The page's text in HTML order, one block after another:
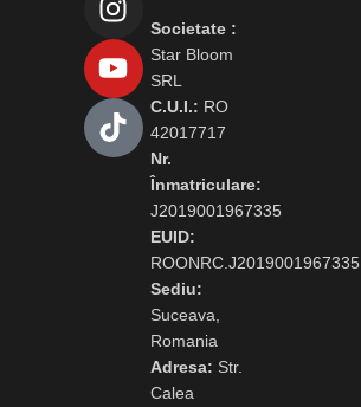
Societate :
Star Bloom
SRL
C.U.I.: RO
42017717
Nr.
Înmatriculare:
J2019001967335
EUID:
ROONRC.J2019001967335
Sediu:
Suceava,
Romania
Adresa: Str.
Calea